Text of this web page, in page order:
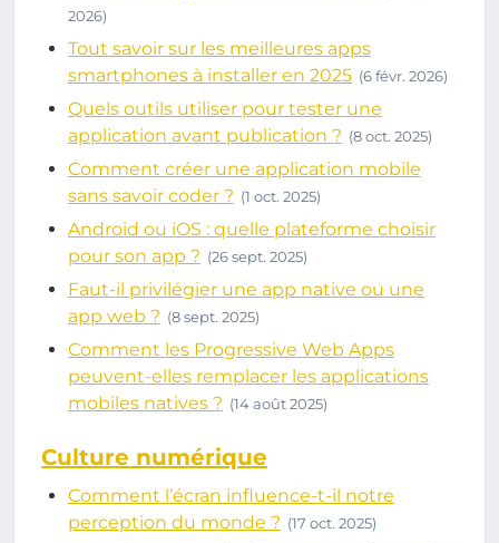
2026)
Tout savoir sur les meilleures apps
smartphones à installer en 2025 (6 févr. 2026)
Quels outils utiliser pour tester une
application avant publication ? (8 oct. 2025)
Comment créer une application mobile
sans savoir coder ? (1 oct. 2025)
Android ou iOS : quelle plateforme choisir
pour son app ? (26 sept. 2025)
Faut-il privilégier une app native ou une
app web ? (8 sept. 2025)
Comment les Progressive Web Apps
peuvent-elles remplacer les applications
mobiles natives ? (14 août 2025)
Culture numérique
Comment l’écran influence-t-il notre
perception du monde ? (17 oct. 2025)